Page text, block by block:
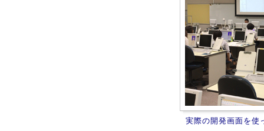
実際の開発画面を使